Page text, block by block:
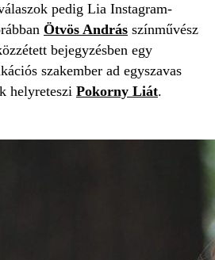
pedig Lia Instagram-
Ötvös András színművész
bejegyzésben egy
szakember ad egyszavas
helyreteszi Pokorny Liát.